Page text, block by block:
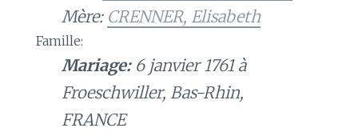
Mère: CRENNER, Elisabeth
Famille:
Mariage:6 janvier 1761 à
Froeschwiller, Bas-Rhin,
FRANCE